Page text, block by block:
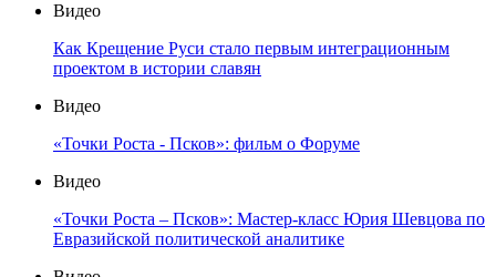
Видео
Как Крещение Руси стало первым интеграционным
проектом в истории славян
Видео
«Точки Роста - Псков»: фильм о Форуме
Видео
«Точки Роста – Псков»: Мастер-класс Юрия Шевцова по
Евразийской политической аналитике